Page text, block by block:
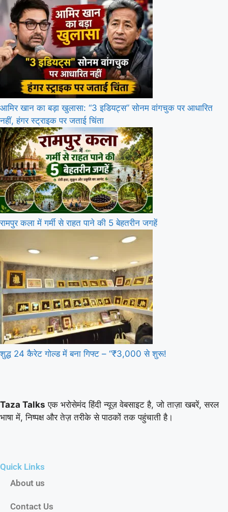
आमिर खान का बड़ा खुलासा: “3 इडियट्स” सोनम वांगचुक पर आधारित
नहीं, हंगर स्ट्राइक पर जताई चिंता
रामपुर कला में गर्मी से राहत पाने की 5 बेहतरीन जगहें
शुद्ध 24 कैरेट गोल्ड में बना गिफ्ट – “₹3,000 से शुरू!
Taza Talks एक भरोसेमंद हिंदी न्यूज़ वेबसाइट है, जो ताज़ा खबरें, सरल
भाषा में, निष्पक्ष और तेज़ तरीके से पाठकों तक पहुंचाती है।
Quick Links
About us
Contact Us